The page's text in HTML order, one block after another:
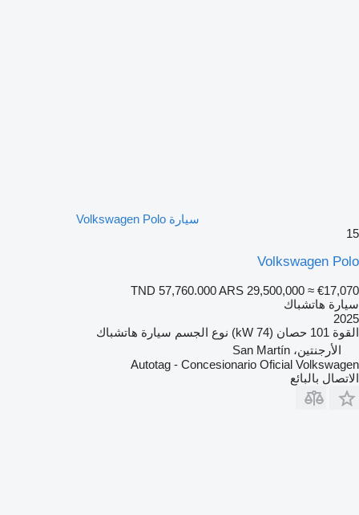
سيارة Volkswagen Polo
15
Volkswagen Polo
TND 57,760.000ARS 29,500,000 ≈ €17,070
سيارة هاتشباك
2025
القوة 101 حصان (74 kW) نوع الجسم سيارة هاتشباك
الأرجنتين، San Martín
Autotag - Concesionario Oficial Volkswagen
الاتصال بالبائع